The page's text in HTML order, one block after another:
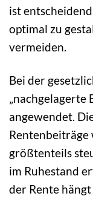
ist
optimal zu
vermeiden.
Bei der
„nachgelagerte
angewendet.
Rentenbeiträge
größtenteils
im Ruhestand
der Rente